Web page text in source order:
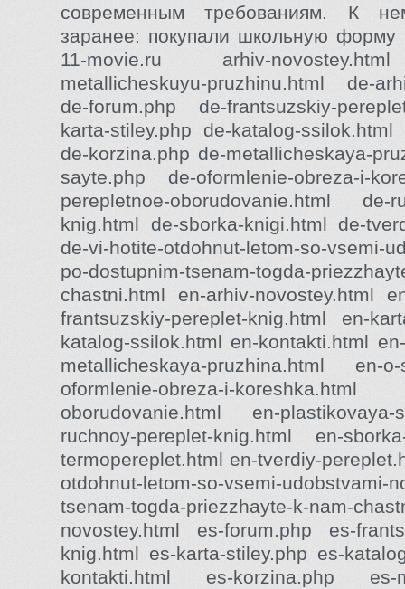
современным требованиям. К
заранее: покупали школьную форму
11-movie.ru arhiv-
metallicheskuyu-pruzhinu.html de-
de-forum.php de-frantsuzskiy-
karta-stiley.php de-katalog-ssilok.html
de-korzina.php de-metallicheskaya-
sayte.php de-oformlenie-obreza-i-
perepletnoe-oborudovanie.html de-
knig.html de-sborka-knigi.html de-
de-vi-hotite-otdohnut-letom-so-vsemi-
po-dostupnim-tsenam-togda-
chastni.html en-arhiv-novostey.html
frantsuzskiy-pereplet-knig.html en-
katalog-ssilok.html en-kontakti.html
metallicheskaya-pruzhina.html en-
oformlenie-obreza-i-koreshka.html
oborudovanie.html en-
ruchnoy-pereplet-knig.html en-
termopereplet.html en-tverdiy-
otdohnut-letom-so-vsemi-udobstvami-
tsenam-togda-priezzhayte-k-nam-
novostey.html es-forum.php es-
knig.html es-karta-stiley.php es-
kontakti.html es-korzina.php es-